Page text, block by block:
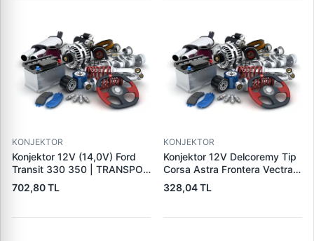
KONJEKTOR
Konjektor 12V (14,0V) Ford
Transit 330 350 | TRANSPO
F610
702,80 TL
KONJEKTOR
Konjektor 12V Delcoremy Tip
Corsa Astra Frontera Vectra
A - B Em Astra G | YUNYI 01-
004 | OEM 1204270
328,04 TL